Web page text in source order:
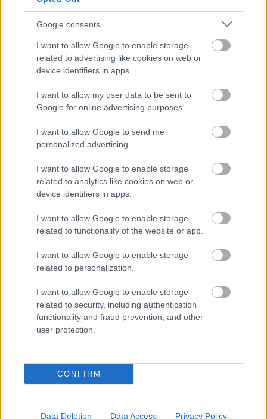
Google consents
I want to allow Google to enable storage
related to advertising like cookies on web or
device identifiers in apps.
I want to allow my user data to be sent to
Google for online advertising purposes.
I want to allow Google to send me
personalized advertising.
I want to allow Google to enable storage
related to analytics like cookies on web or
device identifiers in apps.
I want to allow Google to enable storage
related to functionality of the website or app.
I want to allow Google to enable storage
related to personalization.
I want to allow Google to enable storage
related to security, including authentication
functionality and fraud prevention, and other
user protection.
CONFIRM
Data Deletion Data Access Privacy Policy
Γεννήθηκε τον Νοέμβριο του 2005, βρήκε τον δρόμο της
(μαζί με την έμπνευση) στα στενά της Αθήνας, κι από τότε
μέχρι σήμερα δεν έχει σταματήσει να μεγαλώνει.
Αμετανόητα περίεργη, θα πάει με την ίδια ευκολία σε
συνοικιακά κουτούκια και σε τρέντι μπαρ, και θα σου μιλήσει
ημέρας, τα θέατρα της πόλης, τις παλαβομάρες του ίντερνετ
και τις τελευταίες τάσεις σε διατροφή και άσκηση. Υπόσχεται
πως μόνο ό,τι αξίζει γίνεται byte.
Ο Σπύρος Γραμμένος στην Τεχνόπολη του
Σάκης